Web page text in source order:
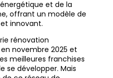
et de la
offrant un modèle de
innovant.
rénovation
novembre 2025 et
meilleures franchises
se développer. Mais